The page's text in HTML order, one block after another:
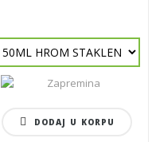
DODAJ U KORPU